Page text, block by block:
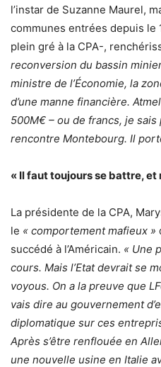
l’instar de Suzanne Maurel,
communes entrées depuis le
plein gré à la CPA-,
reconversion du bassin
ministre de l’Économie, la
d’une manne financière.
500M€ – ou de francs, je sais
rencontre Montebourg. Il
« Il faut toujours se battre,
La présidente de la CPA,
le « comportement mafieux »
succédé à l’Américain. « Une
cours. Mais l’Etat devrait se
voyous. On a la preuve que
vais dire au gouvernement
diplomatique sur ces
Après s’être renflouée en
une nouvelle usine en Italie